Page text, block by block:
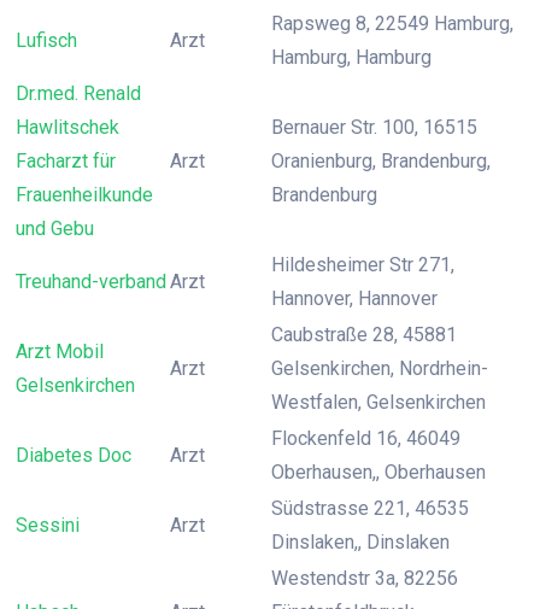
Lufisch Arzt
Rapsweg 8, 22549 Hamburg,
Hamburg, Hamburg
Dr.med. Renald
Hawlitschek
Facharzt für
Frauenheilkunde
und Gebu
Arzt
Bernauer Str. 100, 16515
Oranienburg, Brandenburg,
Brandenburg
Treuhand-verbandArzt
Hildesheimer Str 271,
Hannover, Hannover
Arzt Mobil
Gelsenkirchen
Arzt
Caubstraße 28, 45881
Gelsenkirchen, Nordrhein-
Westfalen, Gelsenkirchen
Diabetes Doc Arzt
Flockenfeld 16, 46049
Oberhausen,, Oberhausen
Sessini Arzt
Südstrasse 221, 46535
Dinslaken,, Dinslaken
Westendstr 3a, 82256